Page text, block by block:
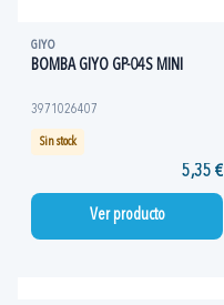
GIYO
BOMBA GIYO GP-04S MINI
3971026407
Sin stock
5,35 €
Ver producto